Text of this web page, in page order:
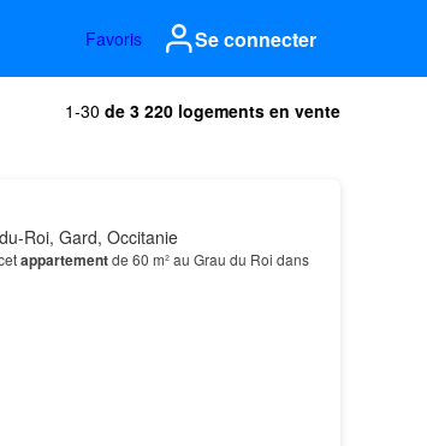
Favoris Se connecter
1-30 de 3 220 logements en vente
Roi, Gard, Occitanie
appartementde 60 m² au Grau du Roi dans